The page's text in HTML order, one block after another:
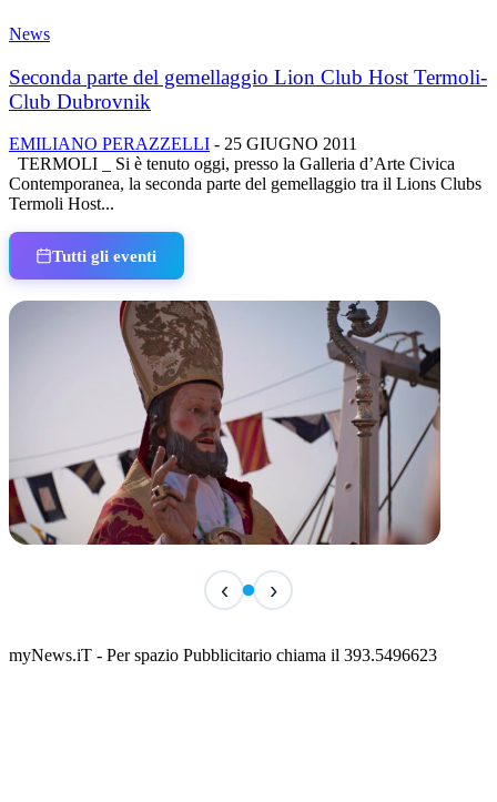
News
Seconda parte del gemellaggio Lion Club Host Termoli-
Club Dubrovnik
EMILIANO PERAZZELLI - 25 GIUGNO 2011
TERMOLI _ Si è tenuto oggi, presso la Galleria d’Arte Civica
Contemporanea, la seconda parte del gemellaggio tra il Lions Clubs
Termoli Host...
Tutti gli eventi
San Basso 2026 - il programma delle feste
‹ ›
myNews.iT - Per spazio Pubblicitario chiama il 393.5496623